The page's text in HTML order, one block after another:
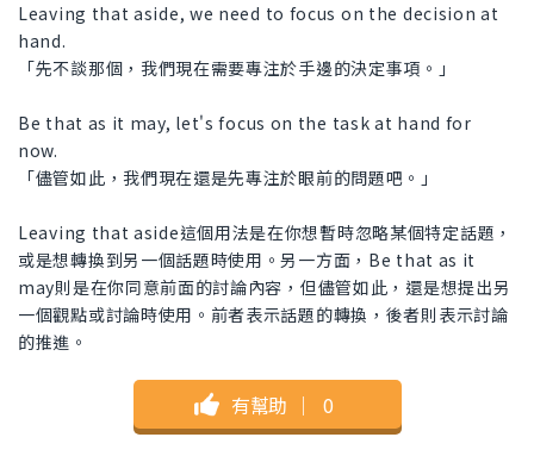
Leaving that aside, we need to focus on the decision at
hand.
「先不談那個，我們現在需要專注於手邊的決定事項。」
Be that as it may, let's focus on the task at hand for
now.
「儘管如此，我們現在還是先專注於眼前的問題吧。」
Leaving that aside這個用法是在你想暫時忽略某個特定話題，
或是想轉換到另一個話題時使用。另一方面，Be that as it
may則是在你同意前面的討論內容，但儘管如此，還是想提出另
一個觀點或討論時使用。前者表示話題的轉換，後者則表示討論
的推進。
有幫助 ｜ 0